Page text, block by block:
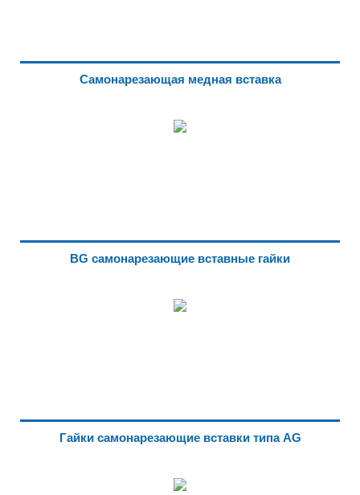
Самонарезающая медная вставка
BG самонарезающие вставные гайки
Гайки самонарезающие вставки типа AG